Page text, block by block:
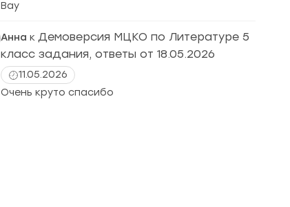
Вау
Анна к Демоверсия МЦКО по Литературе 5
класс задания, ответы от 18.05.2026
11.05.2026
Очень круто спасибо